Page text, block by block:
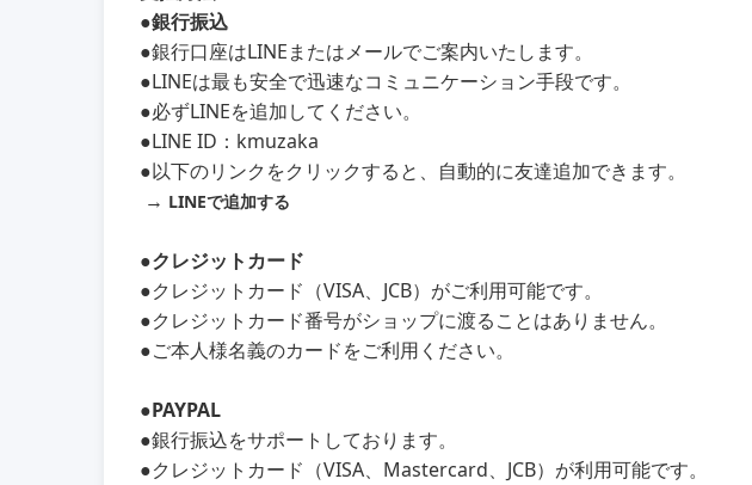
●銀行振込
●銀行口座はLINEまたはメールでご案内いたします。
●LINEは最も安全で迅速なコミュニケーション手段です。
●必ずLINEを追加してください。
●LINE ID：kmuzaka
●以下のリンクをクリックすると、自動的に友達追加できます。
→ LINEで追加する
●クレジットカード
●クレジットカード（VISA、JCB）がご利用可能です。
●クレジットカード番号がショップに渡ることはありません。
●ご本人様名義のカードをご利用ください。
●PAYPAL
●銀行振込をサポートしております。
●クレジットカード（VISA、Mastercard、JCB）が利用可能です。